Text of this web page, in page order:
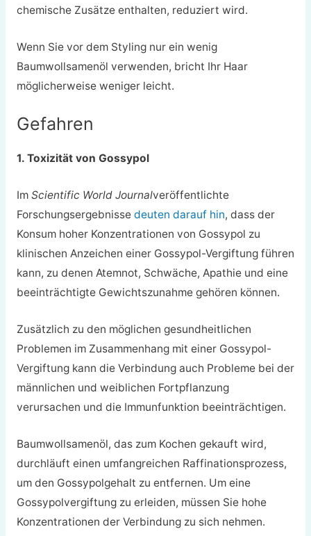
chemische Zusätze enthalten, reduziert wird.
Wenn Sie vor dem Styling nur ein wenig
Baumwollsamenöl verwenden, bricht Ihr Haar
möglicherweise weniger leicht.
Gefahren
1. Toxizität von Gossypol
ImScientific World Journalveröffentlichte
Forschungsergebnissedeuten darauf hin, dass der
Konsum hoher Konzentrationen von Gossypol zu
klinischen Anzeichen einer Gossypol-Vergiftung führen
kann, zu denen Atemnot, Schwäche, Apathie und eine
beeinträchtigte Gewichtszunahme gehören können.
Zusätzlich zu den möglichen gesundheitlichen
Problemen im Zusammenhang mit einer Gossypol-
Vergiftung kann die Verbindung auch Probleme bei der
männlichen und weiblichen Fortpflanzung
verursachen und die Immunfunktion beeinträchtigen.
Baumwollsamenöl, das zum Kochen gekauft wird,
durchläuft einen umfangreichen Raffinationsprozess,
um den Gossypolgehalt zu entfernen. Um eine
Gossypolvergiftung zu erleiden, müssen Sie hohe
Konzentrationen der Verbindung zu sich nehmen.